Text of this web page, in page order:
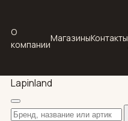
О
компании
МагазиныКонтакты
Lapinland
Поиск по каталогу